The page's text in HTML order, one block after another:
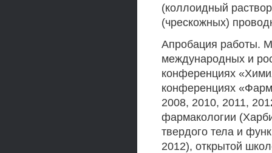
(коллоидный
(чрескожных)
Апробация работы.
международных и
конференциях
конференциях
2008, 2010, 2011,
фармакологии
твердого тела и
2012), открытой